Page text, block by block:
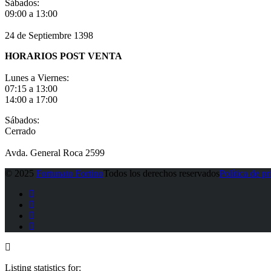
Sábados:
09:00 a 13:00
24 de Septiembre 1398
HORARIOS POST VENTA
Lunes a Viernes:
07:15 a 13:00
14:00 a 17:00
Sábados:
Cerrado
Avda. General Roca 2599
© 2025 Fortunato FortinoTodos los derechos reservadosPolítica de
Listing statistics for: